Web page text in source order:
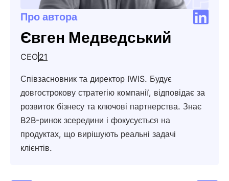
Про автора
Євген Медведський
CEO21
Співзасновник та директор IWIS. Будує
довгострокову стратегію компанії, відповідає за
розвиток бізнесу та ключові партнерства. Знає
B2B-ринок зсередини і фокусується на
продуктах, що вирішують реальні задачі
клієнтів.